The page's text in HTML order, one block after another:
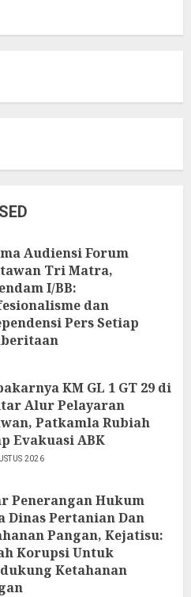
Audiensi Forum
Tri Matra,
I/BB:
dan
Pers Setiap
KM GL 1 GT 29 di
Alur Pelayaran
Patkamla Rubiah
Evakuasi ABK
2026
Penerangan Hukum
Dinas Pertanian Dan
Pangan, Kejatisu:
Korupsi Untuk
Ketahanan